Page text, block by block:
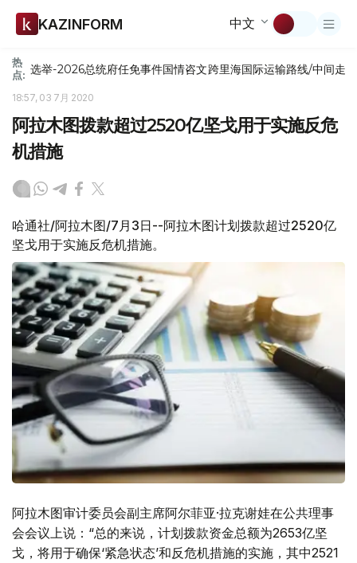
KAZINFORM 中文
热
点: 选举-2026总统府任免事件国情咨文跨里海国际运输路线/中间走廊
18:57, 03 7月 2020
阿拉木图拨款超过2520亿坚戈用于实施反危
机措施
哈通社/阿拉木图/7月3日--阿拉木图计划拨款超过2520亿
坚戈用于实施反危机措施。
阿拉木图审计委员会副主席阿尔菲亚·拉克谢娃在公共理事
会会议上说：“总的来说，计划拨款资金总额为2653亿坚
戈，将用于确保‘紧急状态’和反危机措施的实施，其中2521